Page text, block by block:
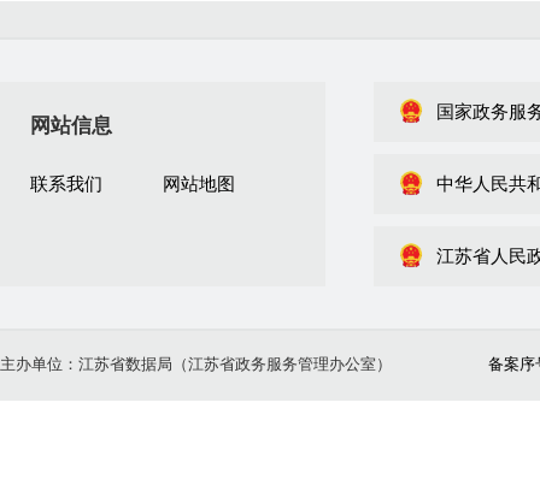
网站信息
联系我们 网站地图
国家政务服
中华人民共
江苏省人民
主办单位：江苏省数据局（江苏省政务服务管理办公室） 备案序